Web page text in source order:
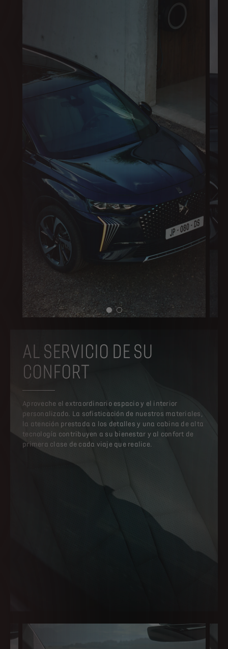
AL SERVICIO DE SU
CONFORT
Aproveche el extraordinario espacio y el interior
personalizado. La sofisticación de nuestros materiales,
la atención prestada a los detalles y una cabina de alta
tecnología contribuyen a su bienestar y al confort de
primera clase de cada viaje que realice.